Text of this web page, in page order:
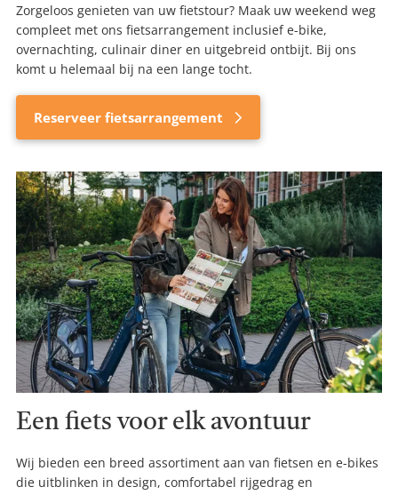
Zorgeloos genieten van uw fietstour? Maak uw weekend weg
compleet met ons fietsarrangement inclusief e-bike,
overnachting, culinair diner en uitgebreid ontbijt. Bij ons
komt u helemaal bij na een lange tocht.
Reserveer fietsarrangement
Een fiets voor elk avontuur
Wij bieden een breed assortiment aan van fietsen en e-bikes
die uitblinken in design, comfortabel rijgedrag en